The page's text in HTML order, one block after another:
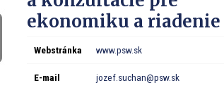
ekonomiku a riadenie
Webstránka www.psw.sk
E-mail jozef.suchan@psw.sk